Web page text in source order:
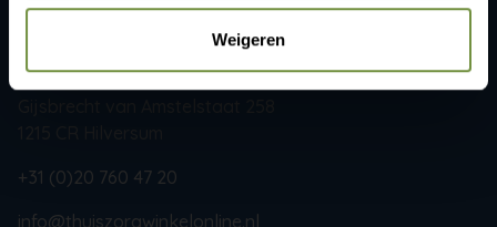
Weigeren
+31 (0)20 760 47 20
info@thuiszorgwinkelonline.nl